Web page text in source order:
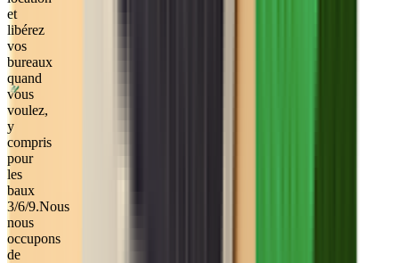
et
libérez
vos
bureaux
quand
vous
voulez,
y
compris
pour
les
baux
3/6/9.Nous
nous
occupons
de